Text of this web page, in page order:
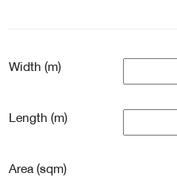
Width (m)
Length (m)
Area (sqm)